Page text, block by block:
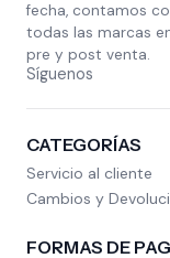
fecha, contamos
todas las marcas
pre y post venta.
Síguenos
CATEGORÍAS
Servicio al cliente
Cambios y
FORMAS DE